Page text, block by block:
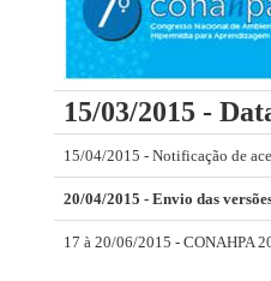
15/03/2015 -
15/04/2015 - Notificação de
20/04/2015 - Envio das
17 à 20/06/2015 - CONAHPA